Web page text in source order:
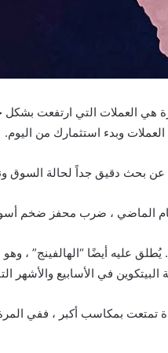
هي العملات التي ارتفعت
وبدء استثمارك من اليوم.
عن بحث دقيق جداً لحالة السوق
الماضي ، ضرب محفز ضخم
بيتكوين. يُطلق عليه أيضًا
في الأسابيع والأشهر